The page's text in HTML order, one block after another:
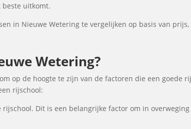
uitkomt.
in Nieuwe Wetering te vergelijken op basis van
Wetering?
op de hoogte te zijn van de factoren die een goede
rijschool:
Dit is een belangrijke factor om in